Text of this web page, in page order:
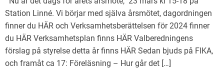
Station Linné. Vi börjar med själva årsmötet, dagordningen
finner du HÄR och Verksamhetsberättelsen för 2024 finner
du HÄR Verksamhetsplan finns HÄR Valberedningens
förslag på styrelse detta år finns HÄR Sedan bjuds på FIKA,
och framåt ca 17: Föreläsning – Hur går det […]